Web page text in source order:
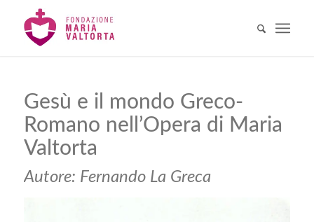
Gesù e il mondo Greco-
Romano nell’Opera di Maria
Valtorta
Autore: Fernando La Greca